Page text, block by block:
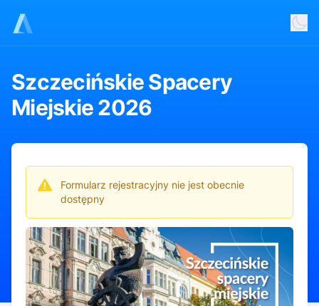
Szczecińskie Spacery
Miejskie 2026
Formularz rejestracyjny nie jest obecnie
dostępny